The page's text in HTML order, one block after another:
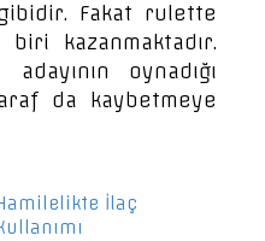
Fakat rulette
kazanmaktadır.
oynadığı
da kaybetmeye
Hamilelikte İlaç
Kullanımı